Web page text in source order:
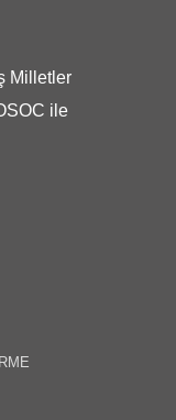
Milletler
ile